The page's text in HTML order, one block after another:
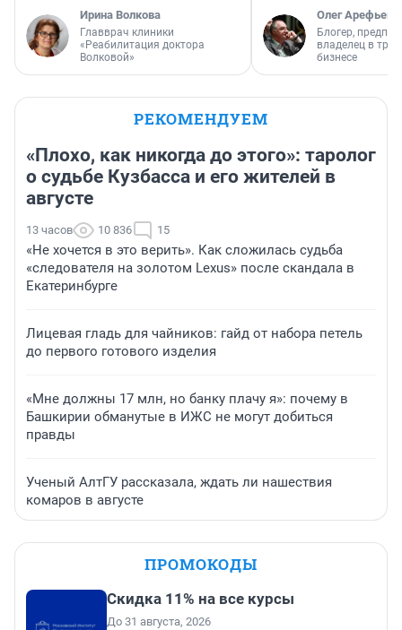
Ирина Волкова
Главврач клиники
«Реабилитация доктора
Волковой»
Олег Арефьев
Блогер,
владелец в
бизнесе
РЕКОМЕНДУЕМ
«Плохо, как никогда до этого»: таролог
о судьбе Кузбасса и его жителей в
августе
13 часов 10 836 15
«Не хочется в это верить». Как сложилась судьба
«следователя на золотом Lexus» после скандала в
Екатеринбурге
Лицевая гладь для чайников: гайд от набора петель
до первого готового изделия
«Мне должны 17 млн, но банку плачу я»: почему в
Башкирии обманутые в ИЖС не могут добиться
правды
Ученый АлтГУ рассказала, ждать ли нашествия
комаров в августе
ПРОМОКОДЫ
Скидка 11% на все курсы
До 31 августа, 2026